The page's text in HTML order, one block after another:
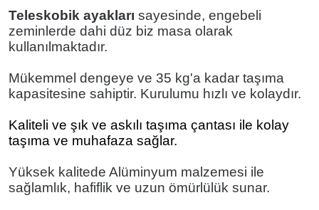
Teleskobik ayakları sayesinde, engebeli
zeminlerde dahi düz biz masa olarak
kullanılmaktadır.
Mükemmel dengeye ve 35 kg'a kadar taşıma
kapasitesine sahiptir. Kurulumu hızlı ve kolaydır.
Kaliteli ve şık ve askılı taşıma çantası ile kolay
taşıma ve muhafaza sağlar.
Yüksek kalitede Alüminyum malzemesi ile
sağlamlık, hafiflik ve uzun ömürlülük sunar.